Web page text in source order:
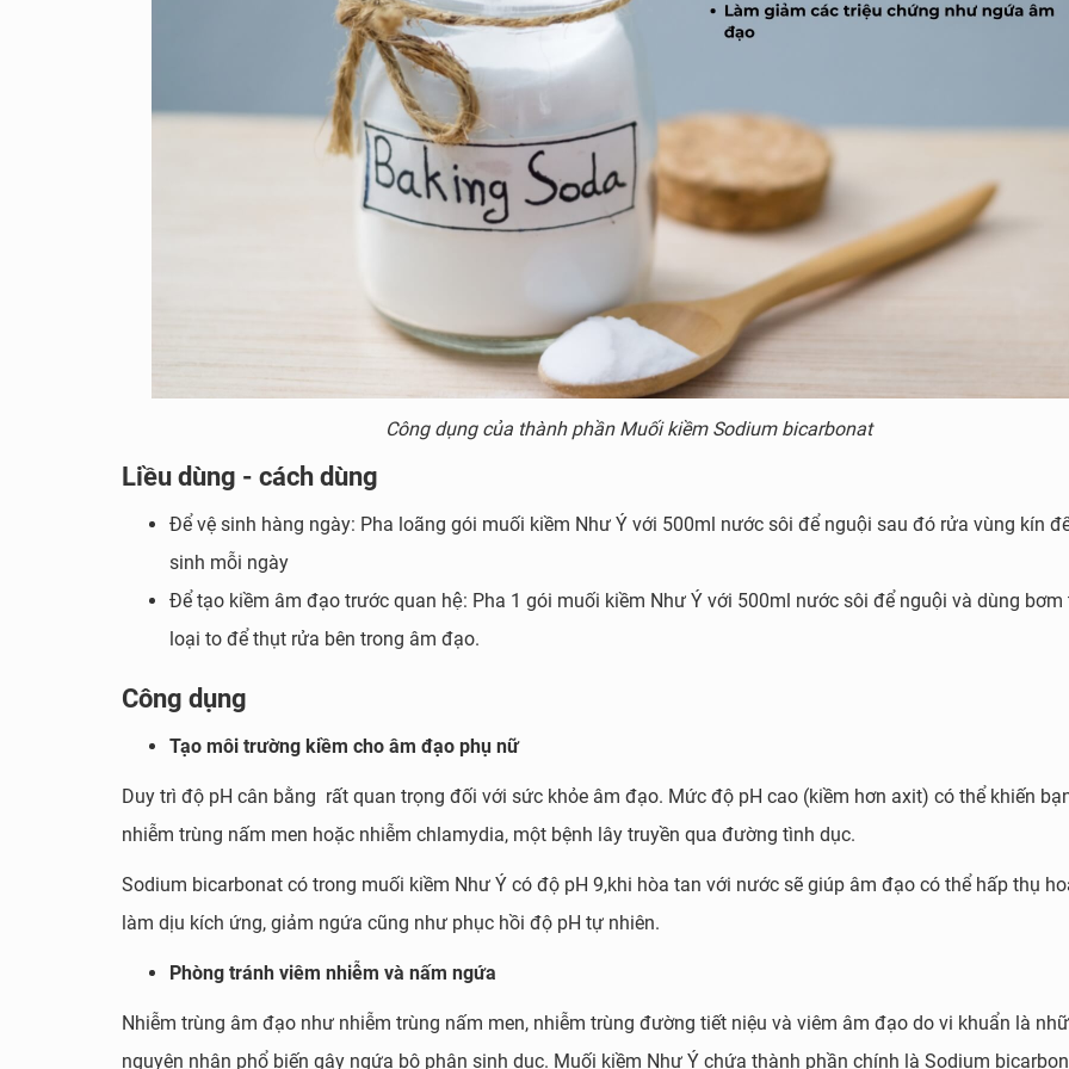
Công dụng của thành phần Muối kiềm Sodium bicarbonat
Liều dùng - cách dùng
Để vệ sinh hàng ngày: Pha loãng gói muối kiềm Như Ý với 500ml nước sôi để nguội sau đó rửa vùng kín
sinh mỗi ngày
Để tạo kiềm âm đạo trước quan hệ: Pha 1 gói muối kiềm Như Ý với 500ml nước sôi để nguội và dùng
loại to để thụt rửa bên trong âm đạo.
Công dụng
Tạo môi trường kiềm cho âm đạo phụ nữ
Duy trì độ pH cân bằng rất quan trọng đối với sức khỏe âm đạo. Mức độ pH cao (kiềm hơn axit) có thể khiến
nhiễm trùng nấm men hoặc nhiễm chlamydia, một bệnh lây truyền qua đường tình dục.
Sodium bicarbonat có trong muối kiềm Như Ý có độ pH 9,khi hòa tan với nước sẽ giúp âm đạo có thể hấp thụ
làm dịu kích ứng, giảm ngứa cũng như phục hồi độ pH tự nhiên.
Phòng tránh viêm nhiễm và nấm ngứa
Nhiễm trùng âm đạo như nhiễm trùng nấm men, nhiễm trùng đường tiết niệu và viêm âm đạo do vi khuẩn là
nguyên nhân phổ biến gây ngứa bộ phận sinh dục. Muối kiềm Như Ý chứa thành phần chính là Sodium